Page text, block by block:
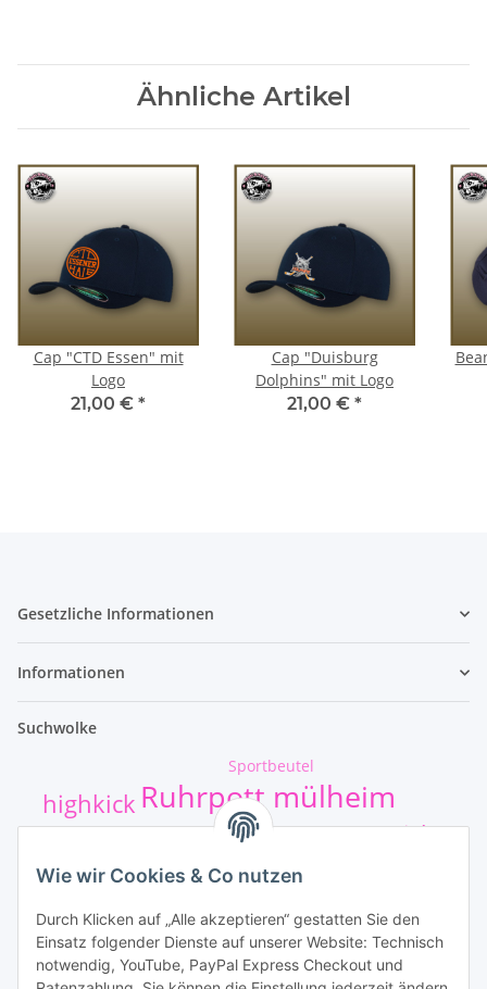
Wie wir Cookies & Co nutzen
Durch Klicken auf „Alle akzeptieren“ gestatten Sie den
Einsatz folgender Dienste auf unserer Website: Technisch
notwendig, YouTube, PayPal Express Checkout und
Ähnliche Artikel
Cap "CTD Essen" mit
Logo
21,00 € *
Cap "Duisburg
Dolphins" mit Logo
21,00 € *
Gesetzliche Informationen
Informationen
Suchwolke
t-shirt-druck
kumpel+shirt
Ruhrpott mülheim
Sticker
hund
highkick
Sportbeutel
mundschutz
Unsere Leistungen